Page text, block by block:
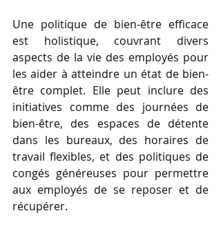
Une politique de bien-être efficace
est holistique, couvrant divers
aspects de la vie des employés pour
les aider à atteindre un état de bien-
être complet. Elle peut inclure des
initiatives comme des journées de
bien-être, des espaces de détente
dans les bureaux, des horaires de
travail flexibles, et des politiques de
congés généreuses pour permettre
aux employés de se reposer et de
récupérer.